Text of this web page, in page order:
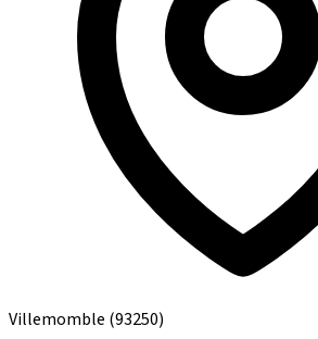
Villemomble (93250)